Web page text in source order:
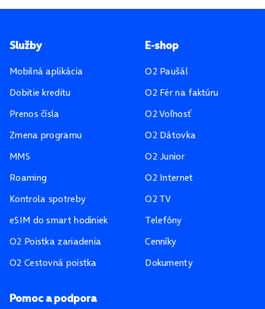
Pätička stránky
Služby
Mobilná aplikácia
Dobitie kreditu
Prenos čísla
Zmena programu
MMS
Roaming
Kontrola spotreby
eSIM do smart hodiniek
O2 Poistka zariadenia
O2 Cestovná poistka
E-shop
O2 Paušál
O2 Fér na faktúru
O2 Voľnosť
O2 Dátovka
O2 Junior
O2 Internet
O2 TV
Telefóny
Cenníky
Dokumenty
Pomoc a podpora